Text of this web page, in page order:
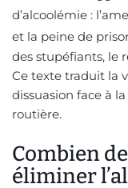
d’alcoolémie :
et la peine de
des stupéfiants, le
Ce texte traduit la
dissuasion face à
routière.
Combien
éliminer